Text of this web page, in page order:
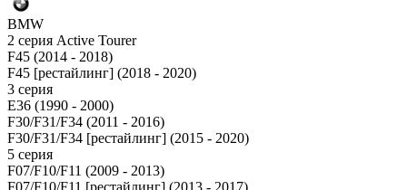
BMW
2 серия Active Tourer
F45 (2014 - 2018)
F45 [рестайлинг] (2018 - 2020)
3 серия
E36 (1990 - 2000)
F30/F31/F34 (2011 - 2016)
F30/F31/F34 [рестайлинг] (2015 - 2020)
5 серия
F07/F10/F11 (2009 - 2013)
F07/F10/F11 [рестайлинг] (2013 - 2017)